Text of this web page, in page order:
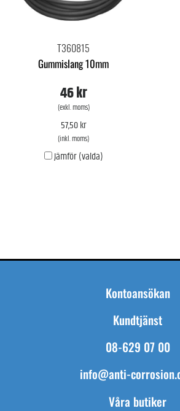
T360815
Gummislang 10mm
46 kr
(exkl. moms)
57,50 kr
(inkl. moms)
Jämför (valda)
Kontoansökan
Kundtjänst
08-629 07 00
info@anti-
Våra butiker